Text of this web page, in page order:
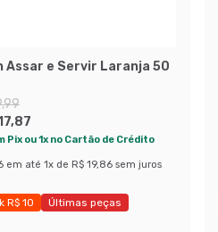
Assar e Servir Laranja 50
Pix ou 1x no Cartão de Crédito
em até 1x de R$ 19,86 sem juros
R$ 10
Últimas peças